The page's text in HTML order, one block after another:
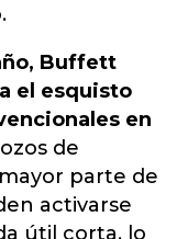
Buffett
el esquisto
en
de
parte de
activarse
útil corta, lo